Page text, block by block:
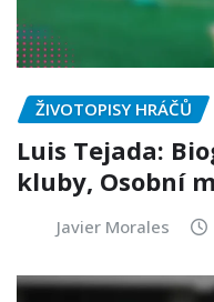
ŽIVOTOPISY HRÁČŮ
Luis Tejada:
kluby, Osobní
Javier Morales